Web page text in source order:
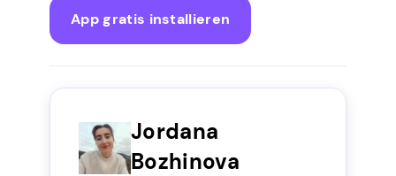
App gratis installieren
Jordana
Bozhinova